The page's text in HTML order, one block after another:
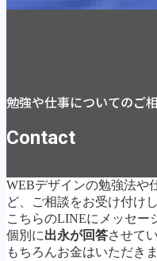
勉強や仕事についてのご
Contact
WEBデザインの勉強法や
ど、ご相談をお受け付け
こちらのLINEにメッセー
個別に出永が回答させて
もちろんお金はいただき